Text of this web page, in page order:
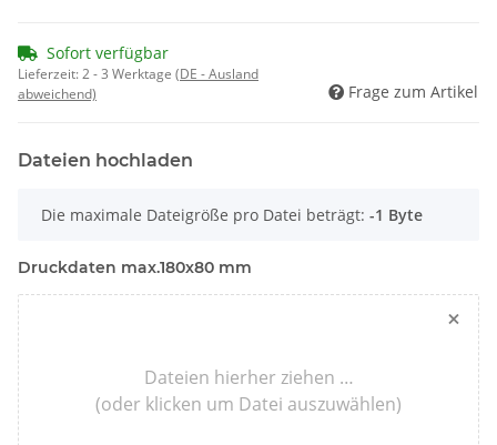
Sofort verfügbar
Lieferzeit:2 - 3 Werktage (DE - Ausland
abweichend)
Frage zum Artikel
Dateien hochladen
x
Die maximale Dateigröße pro Datei beträgt: -1 Byte
Druckdaten max.180x80 mm
×
Dateien hierher ziehen …
(oder klicken um Datei auszuwählen)